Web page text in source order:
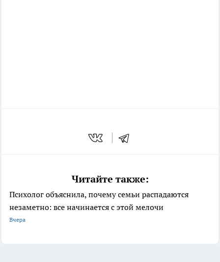
Читайте также:
Психолог объяснила, почему семьи распадаются
незаметно: все начинается с этой мелочи
Вчера